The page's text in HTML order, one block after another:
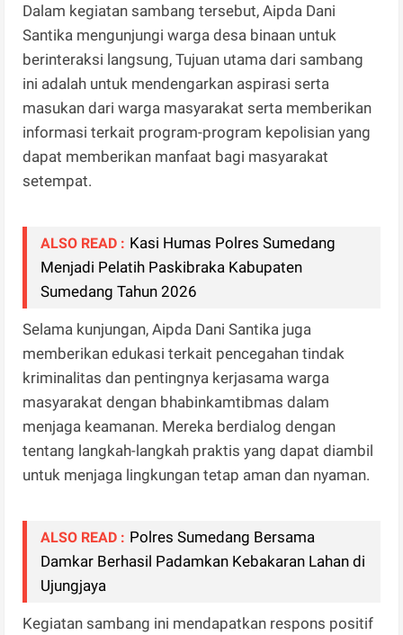
Dalam kegiatan sambang tersebut, Aipda Dani
Santika mengunjungi warga desa binaan untuk
berinteraksi langsung, Tujuan utama dari sambang
ini adalah untuk mendengarkan aspirasi serta
masukan dari warga masyarakat serta memberikan
informasi terkait program-program kepolisian yang
dapat memberikan manfaat bagi masyarakat
setempat.
ALSO READ : Kasi Humas Polres Sumedang
Menjadi Pelatih Paskibraka Kabupaten
Sumedang Tahun 2026
Selama kunjungan, Aipda Dani Santika juga
memberikan edukasi terkait pencegahan tindak
kriminalitas dan pentingnya kerjasama warga
masyarakat dengan bhabinkamtibmas dalam
menjaga keamanan. Mereka berdialog dengan
tentang langkah-langkah praktis yang dapat diambil
untuk menjaga lingkungan tetap aman dan nyaman.
ALSO READ : Polres Sumedang Bersama
Damkar Berhasil Padamkan Kebakaran Lahan di
Ujungjaya
Kegiatan sambang ini mendapatkan respons positif